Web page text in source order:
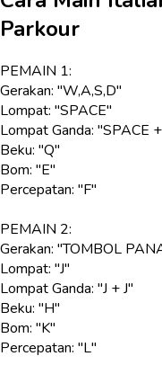
Parkour
PEMAIN 1:
Gerakan: "W,A,S,D"
Lompat: "SPACE"
Lompat Ganda: "SPACE
Beku: "Q"
Bom: "E"
Percepatan: "F"
PEMAIN 2:
Gerakan: "TOMBOL
Lompat: "J"
Lompat Ganda: "J + J"
Beku: "H"
Bom: "K"
Percepatan: "L"